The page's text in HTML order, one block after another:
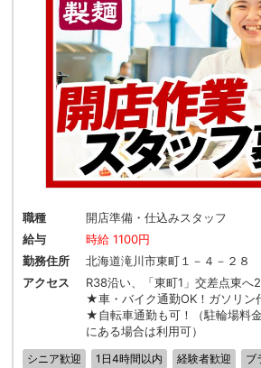
職種
開店準備・仕込みスタッフ
給与
時給 1100円
勤務住所
北海道滝川市東町１－４－２８
アクセス
R38沿い、「東町1」交差点東へ
★車・バイク通勤OK！ガソリン
★自転車通勤も可！（駐輪場料
にある場合は利用可）
シニア歓迎 1日4時間以内 経験者歓迎
ブ